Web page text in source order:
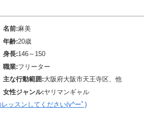
名前:麻美
年齢:20歳
身長:146～150
職業:フリーター
主な行動範囲:大阪府大阪市天王寺区、他
女性ジャンル:ヤリマンギャル
ッスンしてください(v^ーﾟ)